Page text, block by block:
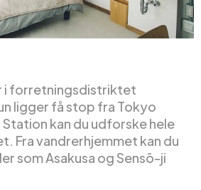
i forretningsdistriktet
ligger få stop fra Tokyo
kan du udforske hele
Fra vandrerhjemmet kan du
som Asakusa og Sensō-ji